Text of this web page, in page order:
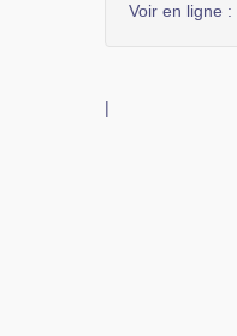
Voir en ligne :
|